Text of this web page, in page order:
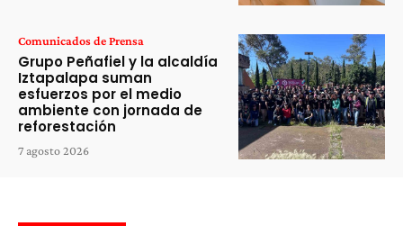
Comunicados de Prensa
Grupo Peñafiel y la alcaldía
Iztapalapa suman
esfuerzos por el medio
ambiente con jornada de
reforestación
7 agosto 2026